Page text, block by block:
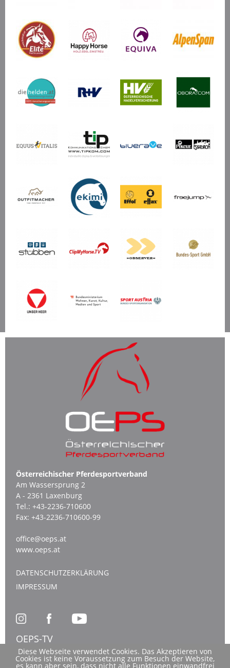
Diese Webseite verwendet Cookies. Das Akzeptieren von
Cookies ist keine Voraussetzung zum Besuch der Website,
es kann aber sein, dass nicht alle Funktionen einwandfrei
Österreichischer Pferdesportverband
Am Wassersprung 2
A - 2361 Laxenburg
Tel.: +43-2236-710600
Fax: +43-2236-710600-99
office@oeps.at
www.oeps.at
DATENSCHUTZERKLÄRUNG
IMPRESSUM
OEPS-TV